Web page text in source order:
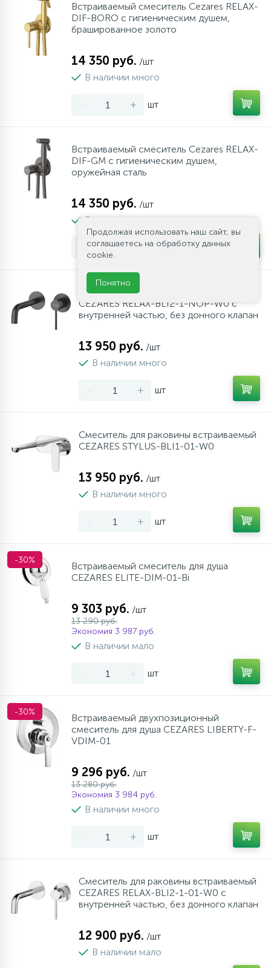
Встраиваемый смеситель Cezares RELAX-
DIF-BORO с гигиеническим душем,
брашированное золото
14 350 руб. /шт
В наличии много
- + шт
Встраиваемый смеситель Cezares RELAX-
DIF-GM с гигиеническим душем,
оружейная сталь
14 350 руб. /шт
В наличии много
+ шт
Смеситель для раковины встраиваемый
CEZARES RELAX-BLI2-1-NOP-W0 с
внутренней частью, без донного клапан
13 950 руб. /шт
В наличии много
- + шт
Смеситель для раковины встраиваемый
CEZARES STYLUS-BLI1-01-W0
13 950 руб. /шт
В наличии много
- + шт
-30%
Встраиваемый смеситель для душа
CEZARES ELITE-DIM-01-Bi
9 303 руб. /шт
13 290 руб.
Экономия 3 987 руб.
В наличии мало
- + шт
-30%
Встраиваемый двухпозиционный
смеситель для душа CEZARES LIBERTY-F-
VDIM-01
9 296 руб. /шт
13 280 руб.
Экономия 3 984 руб.
В наличии много
- + шт
Смеситель для раковины встраиваемый
CEZARES RELAX-BLI2-1-01-W0 с
внутренней частью, без донного клапан
12 900 руб. /шт
В наличии мало
Продолжая использовать наш сайт, вы
соглашаетесь на обработку данных
cookie.
Понятно